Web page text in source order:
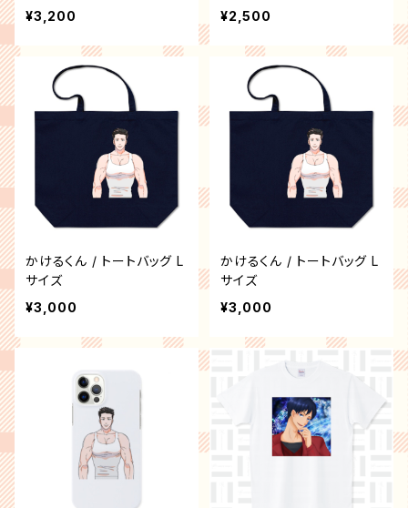
¥3,200
¥2,500
かけるくん / トートバッグ L
サイズ
¥3,000
かけるくん / トートバッグ L
サイズ
¥3,000